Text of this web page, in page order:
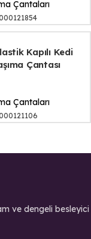
Çantaları
Kapılı Kedi
Çantası
Çantaları
ve dengeli besleyici